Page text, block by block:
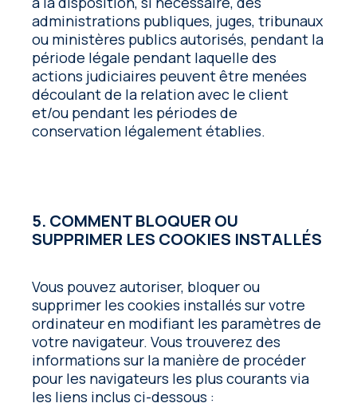
administrations publiques, juges, tribunaux
ou ministères publics autorisés, pendant la
période légale pendant laquelle des
actions judiciaires peuvent être menées
découlant de la relation avec le client
et/ou pendant les périodes de
conservation légalement établies.
5. COMMENT BLOQUER OU
SUPPRIMER LES COOKIES INSTALLÉS
Vous pouvez autoriser, bloquer ou
supprimer les cookies installés sur votre
ordinateur en modifiant les paramètres de
votre navigateur. Vous trouverez des
informations sur la manière de procéder
pour les navigateurs les plus courants via
les liens inclus ci-dessous :